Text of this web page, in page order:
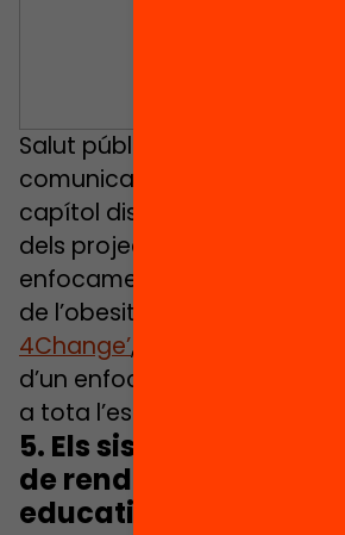
Salut pública i educació són
comunicants en la política
capítol discuteix també les
dels projectes ‘
enfocament comunitari per
de l’obesitat infantil, i
4Change’, que pilota la
d’un enfocament integral de
a tota l’escola.
5. Els sistemes de
de rendes i les
educatives